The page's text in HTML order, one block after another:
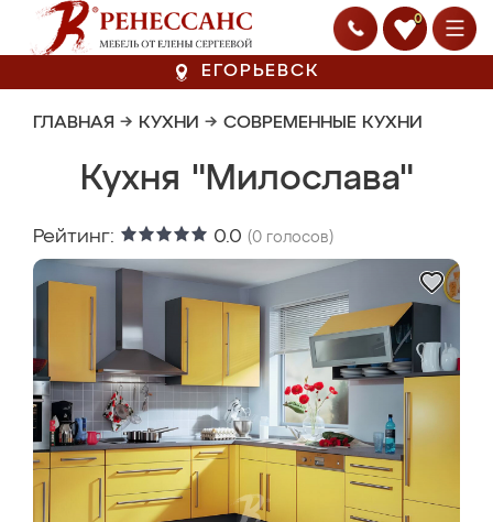
0
ЕГОРЬЕВСК
ГЛАВНАЯ → КУХНИ → СОВРЕМЕННЫЕ КУХНИ
Кухня "Милослава"
Рейтинг: 0.0 (0 голосов)